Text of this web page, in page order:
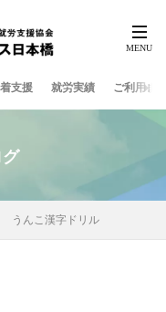
支援 就労実績 ご利用ま
グ
うんこ漢字ドリル